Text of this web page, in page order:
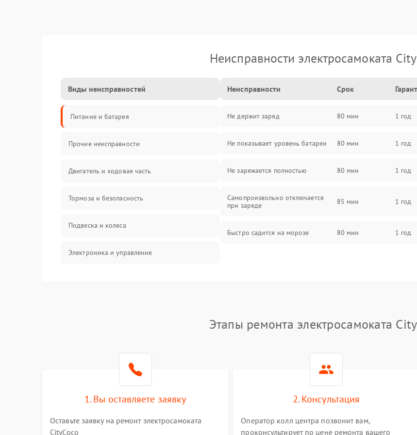
Неисправности электросамоката
Виды неисправностей
Питание и батарея
Прочие неисправности
Двигатель и ходовая часть
Тормоза и безопасность
Подвеска и колеса
Электроника и управление
Механические повреждения
Неисправности Срок
Не держит заряд 80 мин 1 год
Не показывает уровень батареи 80 мин 1 год
Не заряжается полностью 80 мин 1 год
Самопроизвольно отключается
при заряде
85 мин 1 год
Быстро садится на морозе 80 мин 1 год
Этапы ремонта электросамоката
1. Вы оставляете заявку
Оставьте заявку на ремонт электросамоката
CityCoco
2. Консультация
Оператор колл центра позвонит вам,
проконсультирует по цене ремонта вашего